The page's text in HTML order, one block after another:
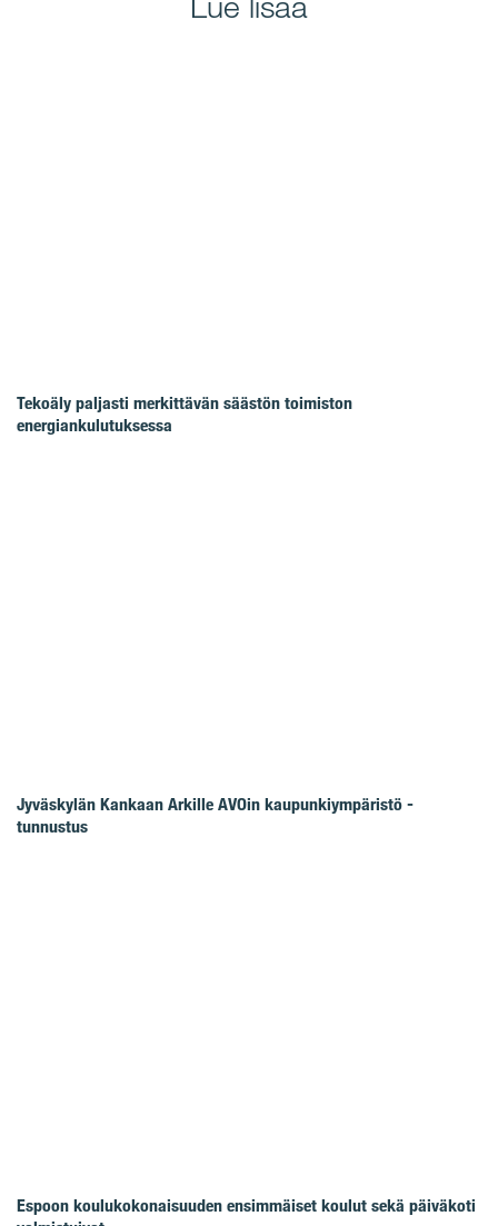
Tekoäly paljasti merkittävän säästön toimiston
energiankulutuksessa
Jyväskylän Kankaan Arkille AVOin kaupunkiympäristö -
tunnustus
Espoon koulukokonaisuuden ensimmäiset koulut sekä päiväkoti